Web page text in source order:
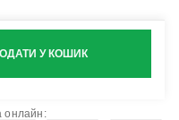
У КОШИК
онлайн: